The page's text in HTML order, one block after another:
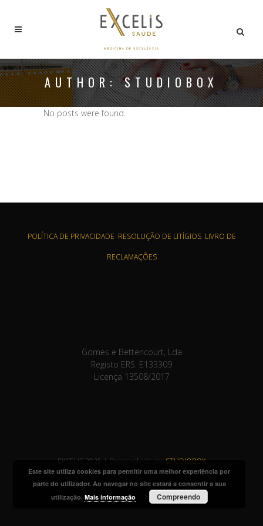
AUTHOR: STUDIOBOX
No posts were found.
POLÍTICA DE PRIVACIDADE RESOLUÇÃO DE LITÍGIOS LIVRO DE
RECLAMAÇÕES
Gomes e Bettencourt, Lda
Registo ERS: E133309
Licença 13508/2017
EXCELIS 2025 | Desenvolvido por STUDIOBOX
.
Este site utiliza cookies para permitir uma melhor experiência por
parte do utilizador. Ao navegar no site estará a consentir a sua
utilização. Mais informação Compreendo